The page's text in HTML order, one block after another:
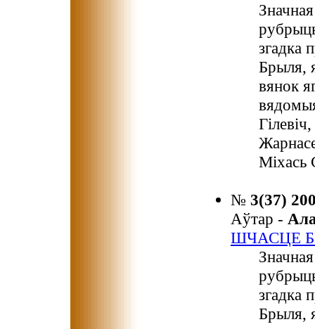
згадка
Брыля,
вянок
Міхась
№ 3(37)
Аўтар -
ШЧАСЦЕ
згадка
Брыля,